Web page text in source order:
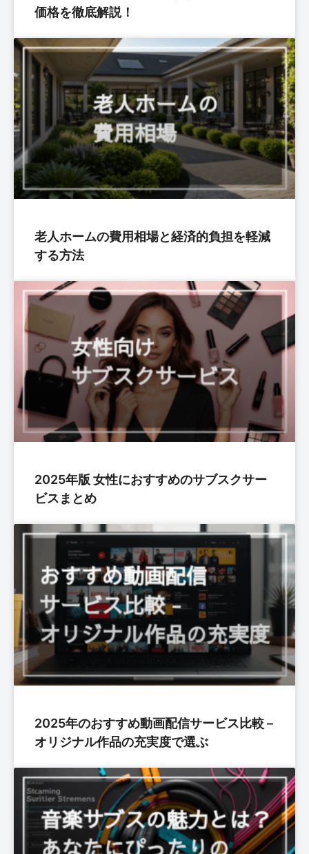
価格を徹底解説！
老人ホームの費用相場と経済的負担を軽減
する方法
2025年版 女性におすすめのサブスクサー
ビスまとめ
2025年のおすすめ動画配信サービス比較 –
オリジナル作品の充実度で選ぶ